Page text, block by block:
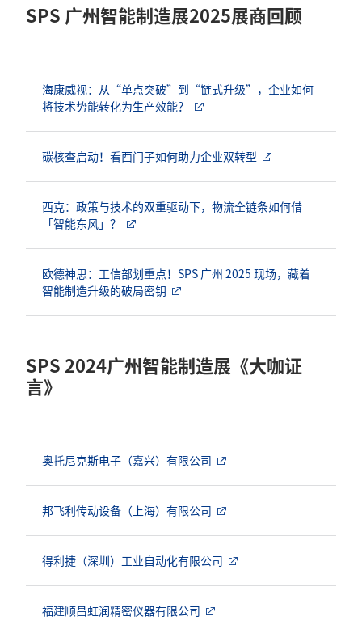
SPS 广州智能制造展2025展商回顾
海康威视：从“单点突破”到“链式升级”，企业如何
将技术势能转化为生产效能？
碳核查启动！看西门子如何助力企业双转型
西克：政策与技术的双重驱动下，物流全链条如何借
「智能东风」？
欧德神思：工信部划重点！SPS 广州 2025 现场，藏着
智能制造升级的破局密钥
SPS 2024广州智能制造展《大咖证
言》
奥托尼克斯电子（嘉兴）有限公司
邦飞利传动设备（上海）有限公司
得利捷（深圳）工业自动化有限公司
福建顺昌虹润精密仪器有限公司